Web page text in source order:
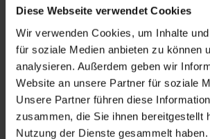
Diese Webseite verwendet Cookies
Wir verwenden Cookies, um Inhalte
für soziale Medien anbieten zu können
analysieren. Außerdem geben wir
Website an unsere Partner für soziale
Unsere Partner führen diese
zusammen, die Sie ihnen bereitgestellt
Nutzung der Dienste gesammelt haben.